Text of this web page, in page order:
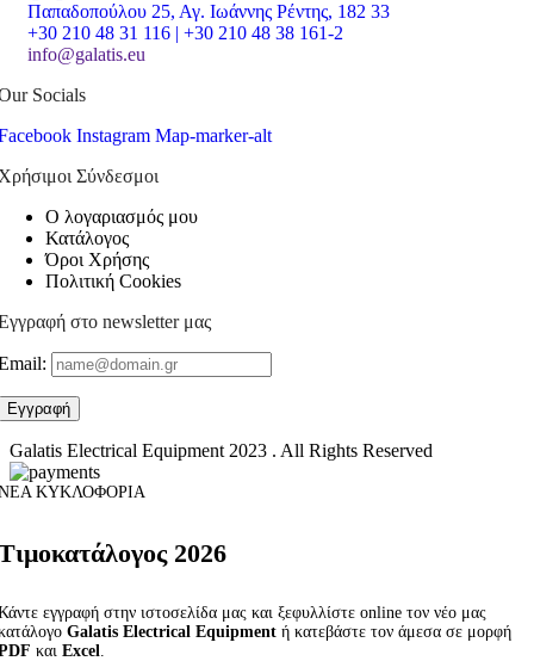
Παπαδοπούλου 25, Αγ. Ιωάννης Ρέντης, 182 33
+30 210 48 31 116 | +30 210 48 38 161-2
info@galatis.eu
Socials
Instagram Map-marker-alt
Σύνδεσμοι
Ο λογαριασμός μου
Κατάλογος
Όροι Χρήσης
Πολιτική Cookies
στο newsletter μας
Galatis Electrical Equipment2023 . All Rights Reserved
ΚΥΚΛΟΦΟΡΙΑ
2026
εγγραφή στην ιστοσελίδα μας και ξεφυλλίστε online τον νέο μας
Galatis Electrical Equipment ή κατεβάστε τον άμεσα σε μορφή
και Excel